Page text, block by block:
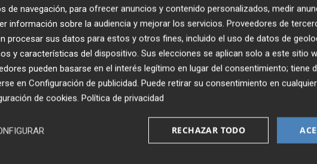
unaagriculturamás competitiva, eficiente y sostenible.
al que acuden más de 2.100 empresas de 56 países.
equipos de investigadores del Imida han presentado proyectos
de los fondos Feder como el ‘Global Growth’, sobre el
producción agrícola, ganadera y acuícola.
fue el
uva de vinificación,
cultivos hortícolas y frutales para conseguir
el productor, una mayor resistencia a las plagas y mejorar la
de navegación, para ofrecer anuncios y contenido personalizados, medir
información sobre la audiencia y mejorar los servicios. Proveedores de
procesar sus datos para estos y otros fines, incluido el uso de datos de
y características del dispositivo. Sus elecciones se aplican solo a este sitio
pueden basarse en el interés legítimo en lugar del consentimiento; tiene
en Configuración de publicidad. Puede retirar su consentimiento en
de cookies. Política de privacidad
RECHAZAR TODO